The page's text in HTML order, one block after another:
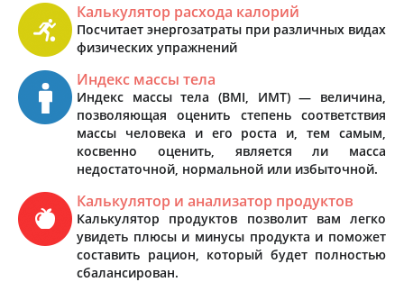
Калькулятор расхода калорий
Посчитает энергозатраты при различных видах
физических упражнений
Индекс массы тела
Индекс массы тела (BMI, ИМТ) — величина,
позволяющая оценить степень соответствия
массы человека и его роста и, тем самым,
косвенно оценить, является ли масса
недостаточной, нормальной или избыточной.
Калькулятор и анализатор продуктов
Калькулятор продуктов позволит вам легко
увидеть плюсы и минусы продукта и поможет
составить рацион, который будет полностью
сбалансирован.